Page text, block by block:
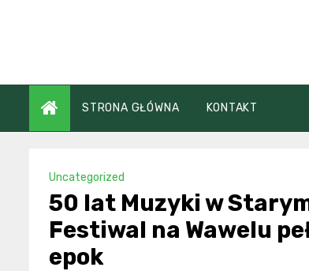
STRONA GŁÓWNA KONTAKT
Uncategorized
50 lat Muzyki w
Festiwal na Wawelu
epok